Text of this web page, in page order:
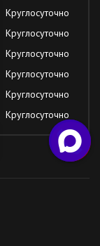
Круглосуточно
Круглосуточно
Круглосуточно
Круглосуточно
Круглосуточно
Круглосуточно